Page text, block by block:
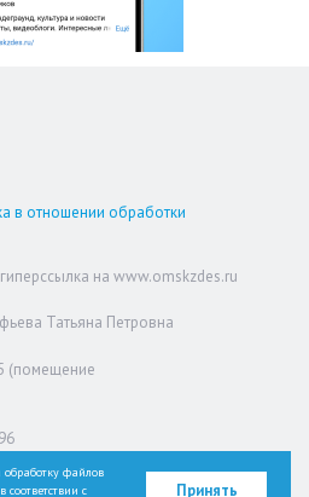
в отношении обработки
на www.omskzdes.ru
Татьяна Петровна
(помещение
обработку файлов
с
Принять